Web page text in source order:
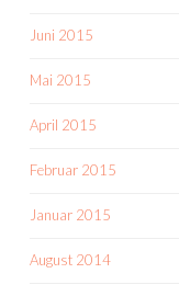
Juni 2015
Mai 2015
April 2015
Februar 2015
Januar 2015
August 2014